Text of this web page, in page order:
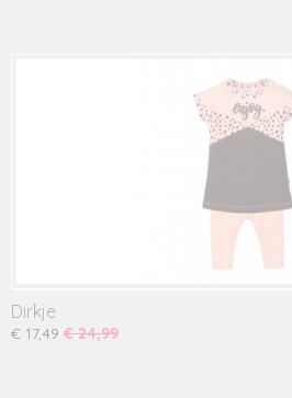
Dirkje
€ 17,49 € 24,99